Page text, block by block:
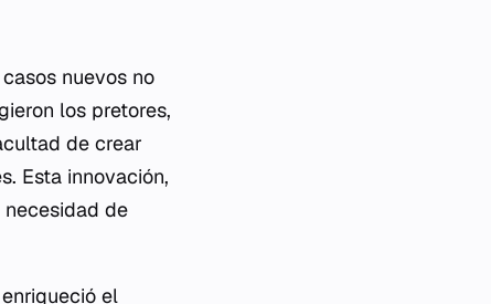
nuevos no
los pretores,
de crear
Esta innovación,
de
el